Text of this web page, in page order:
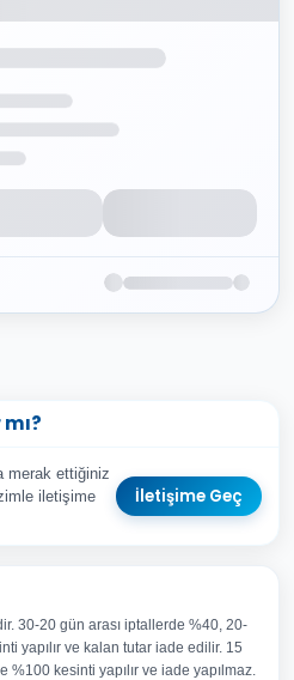
merak ettiğiniz
iletişime
İletişime Geç
30-20 gün arası iptallerde %40, 20-
yapılır ve kalan tutar iade edilir. 15
%100 kesinti yapılır ve iade yapılmaz.